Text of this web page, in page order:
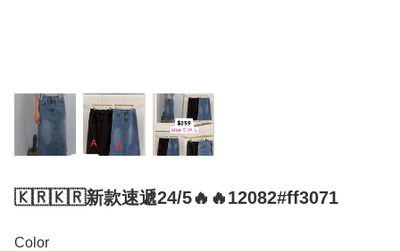
🇰🇷🇰🇷新款速遞24/5🔥🔥12082#ff3071
Color